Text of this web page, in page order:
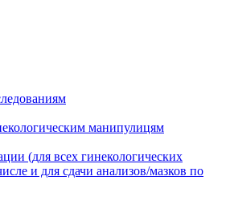
манипулицям
(для всех гинекологических
и для сдачи анализов/мазков по